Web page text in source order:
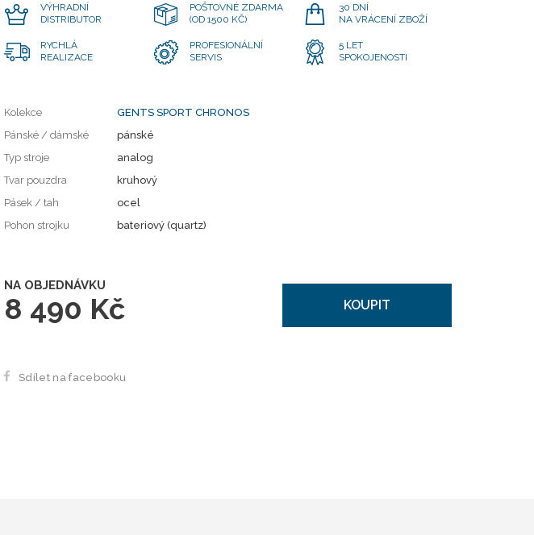
VÝHRADNÍ
DISTRIBUTOR
POŠTOVNÉ ZDARMA
(OD 1500 KČ)
30 DNÍ
NA VRÁCENÍ ZBOŽÍ
RYCHLÁ
REALIZACE
PROFESIONÁLNÍ
SERVIS
5 LET
SPOKOJENOSTI
Kolekce
GENTS SPORT CHRONOS
Pánské / dámské
pánské
Typ stroje
analog
Tvar pouzdra
kruhový
Pásek / tah
ocel
Pohon strojku
bateriový (quartz)
NA OBJEDNÁVKU
8 490 Kč KOUPIT
Sdílet na facebooku